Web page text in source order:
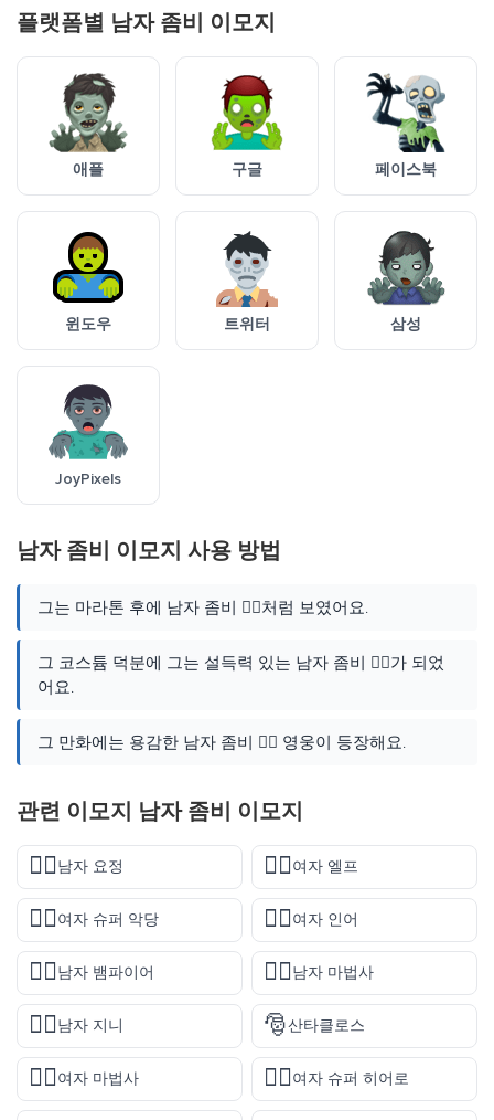
플랫폼별 남자 좀비 이모지
애플 구글 페이스북
윈도우 트위터 삼성
JoyPixels
남자 좀비 이모지 사용 방법
그는 마라톤 후에 남자 좀비 🧟‍♂️처럼 보였어요.
그 코스튬 덕분에 그는 설득력 있는 남자 좀비 🧟‍♂️가 되었
어요.
그 만화에는 용감한 남자 좀비 🧟‍♂️ 영웅이 등장해요.
관련 이모지 남자 좀비 이모지
🧚‍♂️남자 요정 🧝‍♀️여자 엘프
🦹‍♀️여자 슈퍼 악당 🧜‍♀️여자 인어
🧛‍♂️남자 뱀파이어 🧙‍♂️남자 마법사
🧞‍♂️남자 지니 🎅산타클로스
🧙‍♀️여자 마법사 🦸‍♀️여자 슈퍼 히어로